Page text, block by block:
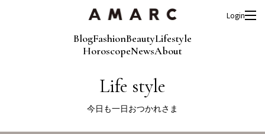
BlogFashionBeautyLifestyle
HoroscopeNewsAbout
Login
Life style
今日も一日おつかれさま